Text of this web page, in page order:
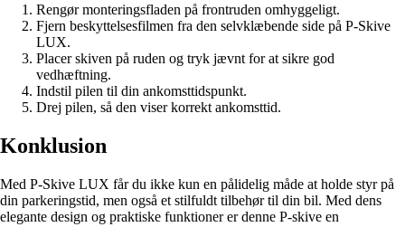
Rengør monteringsfladen på frontruden omhyggeligt.
Fjern beskyttelsesfilmen fra den selvklæbende side på P-Skive
LUX.
Placer skiven på ruden og tryk jævnt for at sikre god
vedhæftning.
Indstil pilen til din ankomsttidspunkt.
Drej pilen, så den viser korrekt ankomsttid.
Konklusion
Med P-Skive LUX får du ikke kun en pålidelig måde at holde styr på
din parkeringstid, men også et stilfuldt tilbehør til din bil. Med dens
elegante design og praktiske funktioner er denne P-skive en